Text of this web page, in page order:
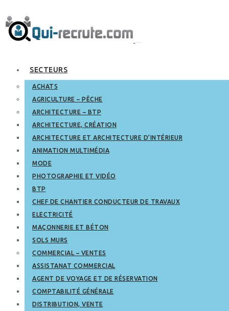
SECTEURS
ACHATS
AGRICULTURE – PÊCHE
ARCHITECTURE – BTP
ARCHITECTURE, CRÉATION
ARCHITECTURE ET ARCHITECTURE D’INTÉRIEUR
ANIMATION MULTIMÉDIA
MODE
PHOTOGRAPHIE ET VIDÉO
BTP
CHEF DE CHANTIER CONDUCTEUR DE TRAVAUX
ELECTRICITÉ
MAÇONNERIE ET BÉTON
SOLS MURS
COMMERCIAL – VENTES
ASSISTANAT COMMERCIAL
AGENT DE VOYAGE ET DE RÉSERVATION
COMPTABILITÉ GÉNÉRALE
DISTRIBUTION, VENTE